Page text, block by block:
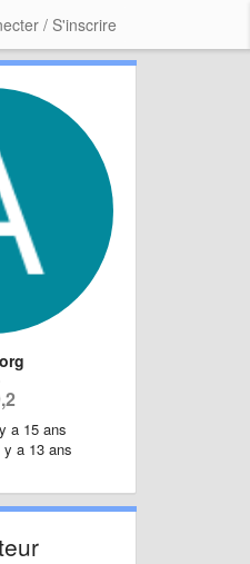
/ S'inscrire
a 15 ans
y a 13 ans